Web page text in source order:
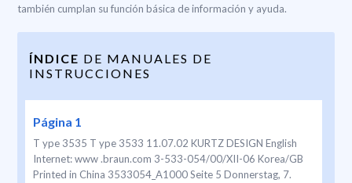
también cumplan su función básica de información y ayuda.
ÍNDICE DE MANUALES DE
INSTRUCCIONES
Página 1
T ype 3535 T ype 3533 11.07.02 KURTZ DESIGN English
Internet: www .braun.com 3-533-054/00/XII-06 Korea/GB
Printed in China 3533054_A1000 Seite 5 Donnerstag, 7.